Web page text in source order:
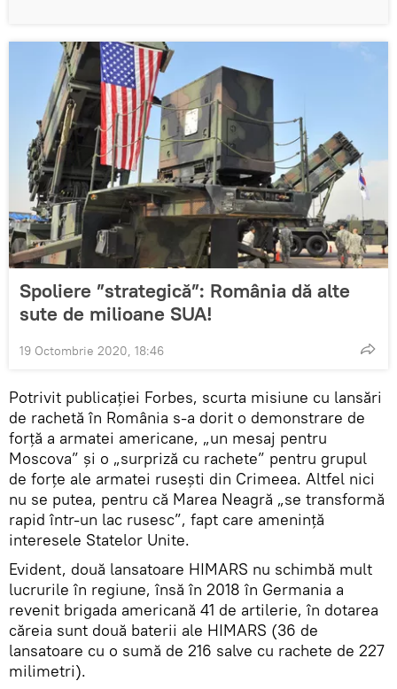
Spoliere ”strategică”: România dă alte
sute de milioane SUA!
19 Octombrie 2020, 18:46
Potrivit publicației Forbes, scurta misiune cu lansări
de rachetă în România s-a dorit o demonstrare de
forță a armatei americane, „un mesaj pentru
Moscova” și o „surpriză cu rachete” pentru grupul
de forțe ale armatei rusești din Crimeea. Altfel nici
nu se putea, pentru că Marea Neagră „se transformă
rapid într-un lac rusesc”, fapt care amenință
interesele Statelor Unite.
Evident, două lansatoare HIMARS nu schimbă mult
lucrurile în regiune, însă în 2018 în Germania a
revenit brigada americană 41 de artilerie, în dotarea
căreia sunt două baterii ale HIMARS (36 de
lansatoare cu o sumă de 216 salve cu rachete de 227
milimetri).